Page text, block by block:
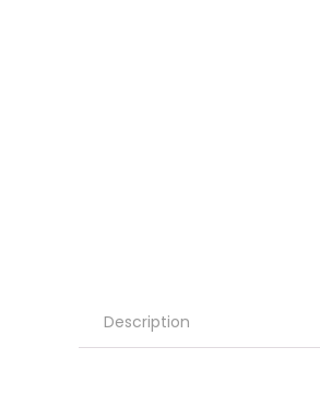
Description